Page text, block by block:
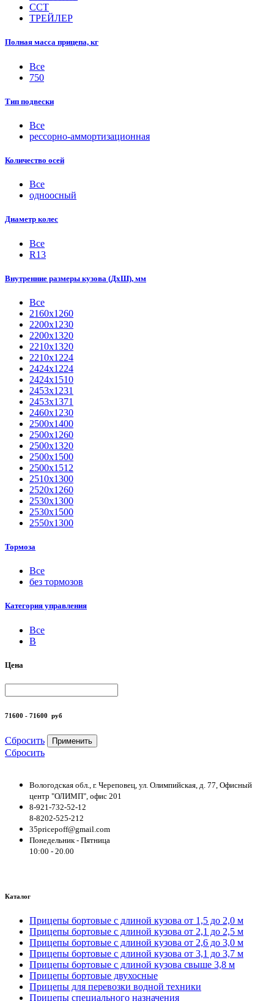
ССТ
ТРЕЙЛЕР
Полная масса прицепа, кг
Все
750
Тип подвески
Все
рессорно-аммортизационная
Количество осей
Все
одноосный
Диаметр колес
Все
R13
Внутренние размеры кузова (ДхШ), мм
Все
2160х1260
2200х1230
2200х1320
2210x1320
2210х1224
2424х1224
2424х1510
2453х1231
2453х1371
2460х1230
2500x1400
2500х1260
2500х1320
2500х1500
2500х1512
2510х1300
2520х1260
2530х1300
2530х1500
2550х1300
Тормоза
Все
без тормозов
Категория управления
Все
B
Цена
71600 - 71600 руб
Сбросить Применить
Сбросить
Вологодская обл., г. Череповец, ул. Олимпийская, д. 77, Офисный
центр "ОЛИМП", офис 201
8-921-732-52-12
8-8202-525-212
35pricepoff@gmail.com
Понедельник - Пятница
10:00 - 20.00
Каталог
Прицепы бортовые с длиной кузова от 1,5 до 2,0 м
Прицепы бортовые с длиной кузова от 2,1 до 2,5 м
Прицепы бортовые с длиной кузова от 2,6 до 3,0 м
Прицепы бортовые с длиной кузова от 3,1 до 3,7 м
Прицепы бортовые с длиной кузова свыше 3,8 м
Прицепы бортовые двухосные
Прицепы для перевозки водной техники
Прицепы специального назначения